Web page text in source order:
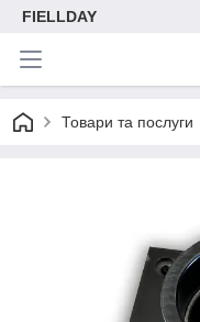
FIELLDAY
Товари та послуги